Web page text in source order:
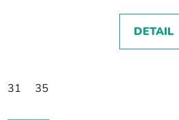
DETAIL
31 35